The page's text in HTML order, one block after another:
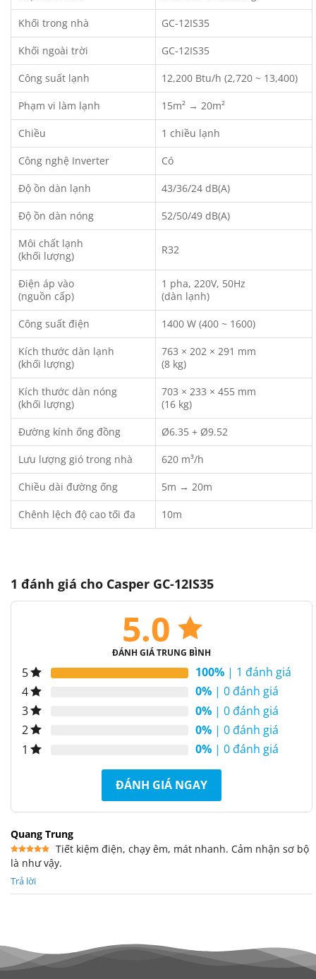
Khối trong nhà GC-12IS35
Khối ngoài trời GC-12IS35
Công suất lạnh 12,200 Btu/h (2,720 ~ 13,400)
Phạm vi làm lạnh 15m² → 20m²
Chiều 1 chiều lạnh
Công nghệ Inverter Có
Độ ồn dàn lạnh 43/36/24 dB(A)
Độ ồn dàn nóng 52/50/49 dB(A)
Môi chất lạnh
(khối lượng)
R32
Điện áp vào
(nguồn cấp)
1 pha, 220V, 50Hz
(dàn lạnh)
Công suất điện 1400 W (400 ~ 1600)
Kích thước dàn lạnh
(khối lượng)
763 × 202 × 291 mm
(8 kg)
Kích thước dàn nóng
(khối lượng)
703 × 233 × 455 mm
(16 kg)
Đường kính ống đồng Ø6.35 + Ø9.52
Lưu lượng gió trong nhà 620 m³/h
Chiều dài đường ống 5m → 20m
Chênh lệch độ cao tối đa 10m
1 đánh giá cho Casper GC-12IS35
5.0
ĐÁNH GIÁ TRUNG BÌNH
5 100% | 1 đánh giá
4
0% | 0 đánh giá
3
0% | 0 đánh giá
2
0% | 0 đánh giá
1
0% | 0 đánh giá
ĐÁNH GIÁ NGAY
Quang Trung
Được xếp
hạng 55
sao
Tiết kiệm điện, chạy êm, mát nhanh. Cảm nhận sơ bộ
là như vậy.
Trả lời